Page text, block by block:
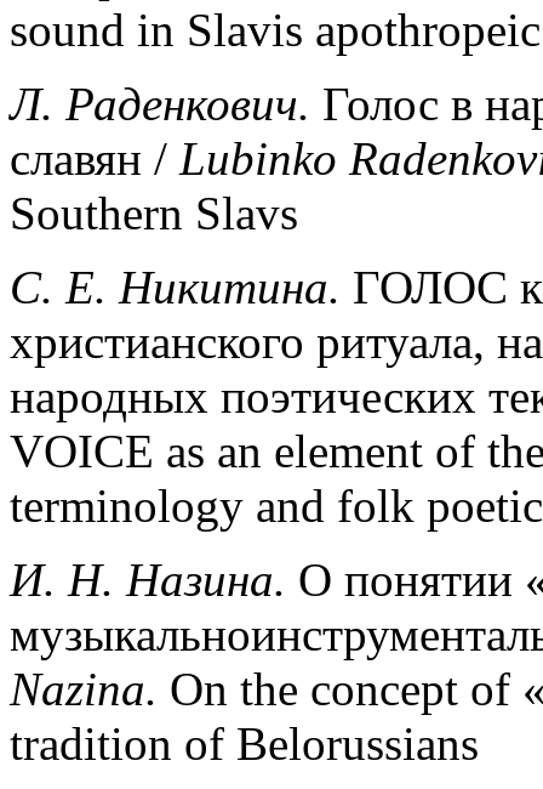
sound in Slavis
Л. Раденкович. Голос в
славян / Lubinko
Southern Slavs
С. E. Никитина. ГОЛОС
христианского ритуала,
народных поэтических
VOICE as an element of
terminology and folk
И. Н. Назина. О понятии
Nazina. On the concept of
tradition of Belorussians